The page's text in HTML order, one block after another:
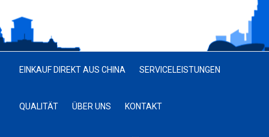
EINKAUF DIREKT AUS CHINA SERVICELEISTUNGEN
QUALITÄT ÜBER UNS KONTAKT